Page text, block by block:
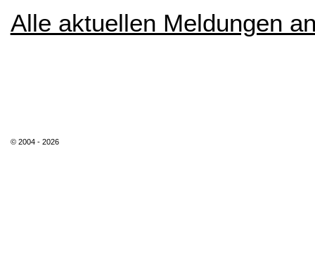
Alle aktuellen Meldungen
© 2004 - 2026